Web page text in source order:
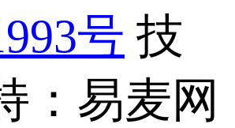
号 技
：易麦网